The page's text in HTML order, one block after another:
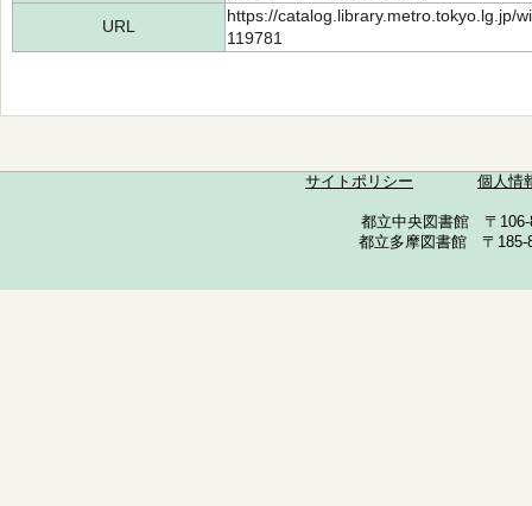
URL
https://catalog.library.metro.tokyo.lg.jp/
119781
サイトポリシー 個人情
都立中央図書館 〒
都立多摩図書館 〒185-